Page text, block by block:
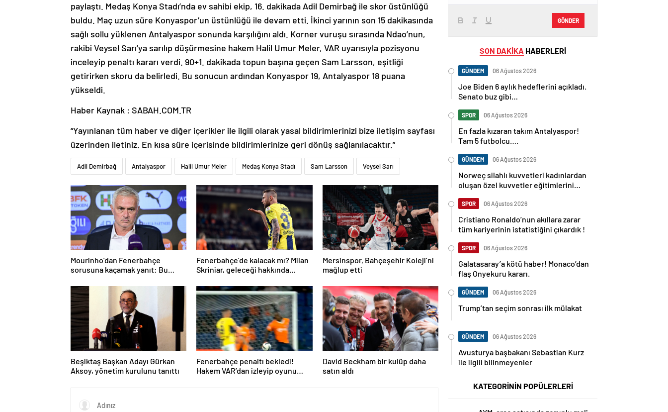
paylaştı. Medaş Konya Stadı’nda ev sahibi ekip, 16. dakikada Adil Demirbağ ile skor üstünlüğü
buldu. Maç uzun süre Konyaspor’un üstünlüğü ile devam etti. İkinci yarının son 15 dakikasında
sağlı sollu yüklenen Antalyaspor sonunda karşılığını aldı. Korner vuruşu sırasında Ndao’nun,
rakibi Veysel Sarı’ya sarılıp düşürmesine hakem Halil Umur Meler, VAR uyarısıyla pozisyonu
inceleyip penaltı kararı verdi. 90+1. dakikada topun başına geçen Sam Larsson, eşitliği
getirirken skoru da belirledi. Bu sonucun ardından Konyaspor 19, Antalyaspor 18 puana
yükseldi.
Haber Kaynak : SABAH.COM.TR
“Yayınlanan tüm haber ve diğer içerikler ile ilgili olarak yasal bildirimlerinizi bize iletişim sayfası
üzerinden iletiniz. En kısa süre içerisinde bildirimlerinize geri dönüş sağlanılacaktır.”
Adil Demirbağ Antalyaspor Halil Umur Meler Medaş Konya Stadı Sam Larsson Veysel Sarı
Mourinho’dan Fenerbahçe
sorusuna kaçamak yanıt: Bu
Fenerbahçe’de kalacak mı? Milan
Skriniar, geleceği hakkında
Mersinspor, Bahçeşehir Koleji’ni
mağlup etti
Beşiktaş Başkan Adayı Gürkan
Aksoy, yönetim kurulunu tanıttı
Fenerbahçe penaltı bekledi!
Hakem VAR’dan izleyip oyunu
David Beckham bir kulüp daha
satın aldı
GÖNDER
SON DAKİKA HABERLERİ
GÜNDEM 06 Ağustos 2026
Joe Biden 6 aylık hedeflerini açıkladı.
Senato buz gibi…
SPOR 06 Ağustos 2026
En fazla kızaran takım Antalyaspor!
Tam 5 futbolcu….
GÜNDEM 06 Ağustos 2026
Norweç silahlı kuvvetleri kadınlardan
oluşan özel kuvvetler eğitimlerini
SPOR 06 Ağustos 2026
Cristiano Ronaldo’nun akıllara zarar
tüm kariyerinin istatistiğini çıkardık !
SPOR 06 Ağustos 2026
Galatasaray’a kötü haber! Monaco’dan
flaş Onyekuru kararı.
GÜNDEM 06 Ağustos 2026
Trump’tan seçim sonrası ilk mülakat
GÜNDEM 06 Ağustos 2026
Avusturya başbakanı Sebastian Kurz
ile ilgili bilinmeyenler
KATEGORİNİN POPÜLERLERİ